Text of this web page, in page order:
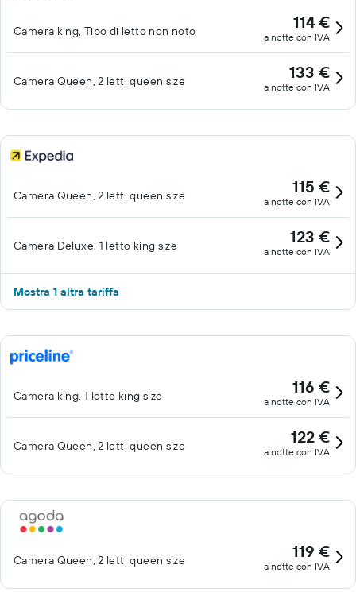
Camera king, Tipo di letto non noto 114 €
a notte con IVA
Camera Queen, 2 letti queen size 133 €
a notte con IVA
Camera Queen, 2 letti queen size 115 €
a notte con IVA
Camera Deluxe, 1 letto king size 123 €
a notte con IVA
Mostra 1 altra tariffa
Camera king, 1 letto king size 116 €
a notte con IVA
Camera Queen, 2 letti queen size 122 €
a notte con IVA
Camera Queen, 2 letti queen size 119 €
a notte con IVA